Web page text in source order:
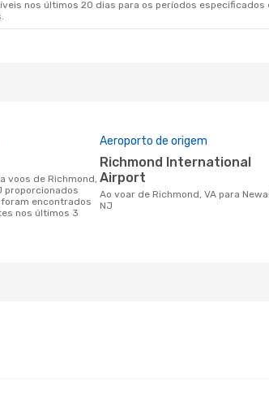
nos últimos 20 dias para os períodos
proporcionados
foram encontrados
nos últimos 3
Aeroporto de origem
Richmond International
Airport
Ao voar de Richmond, VA para Newark,
NJ